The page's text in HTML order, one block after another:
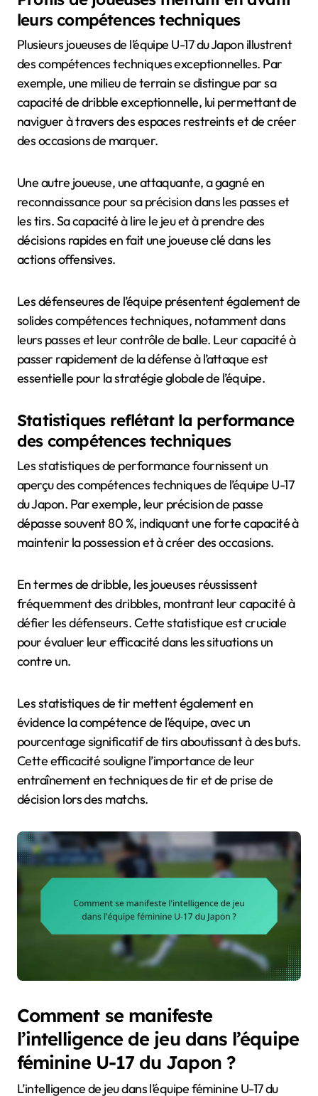
leurs compétences techniques
Plusieurs joueuses de l’équipe U-17 du Japon illustrent
des compétences techniques exceptionnelles. Par
exemple, une milieu de terrain se distingue par sa
capacité de dribble exceptionnelle, lui permettant de
naviguer à travers des espaces restreints et de créer
des occasions de marquer.
Une autre joueuse, une attaquante, a gagné en
reconnaissance pour sa précision dans les passes et
les tirs. Sa capacité à lire le jeu et à prendre des
décisions rapides en fait une joueuse clé dans les
actions offensives.
Les défenseures de l’équipe présentent également de
solides compétences techniques, notamment dans
leurs passes et leur contrôle de balle. Leur capacité à
passer rapidement de la défense à l’attaque est
essentielle pour la stratégie globale de l’équipe.
Statistiques reflétant la performance
des compétences techniques
Les statistiques de performance fournissent un
aperçu des compétences techniques de l’équipe U-17
du Japon. Par exemple, leur précision de passe
dépasse souvent 80 %, indiquant une forte capacité à
maintenir la possession et à créer des occasions.
En termes de dribble, les joueuses réussissent
fréquemment des dribbles, montrant leur capacité à
défier les défenseurs. Cette statistique est cruciale
pour évaluer leur efficacité dans les situations un
contre un.
Les statistiques de tir mettent également en
évidence la compétence de l’équipe, avec un
pourcentage significatif de tirs aboutissant à des buts.
Cette efficacité souligne l’importance de leur
entraînement en techniques de tir et de prise de
décision lors des matchs.
Comment se manifeste
l’intelligence de jeu dans l’équipe
féminine U-17 du Japon ?
L’intelligence de jeu dans l’équipe féminine U-17 du